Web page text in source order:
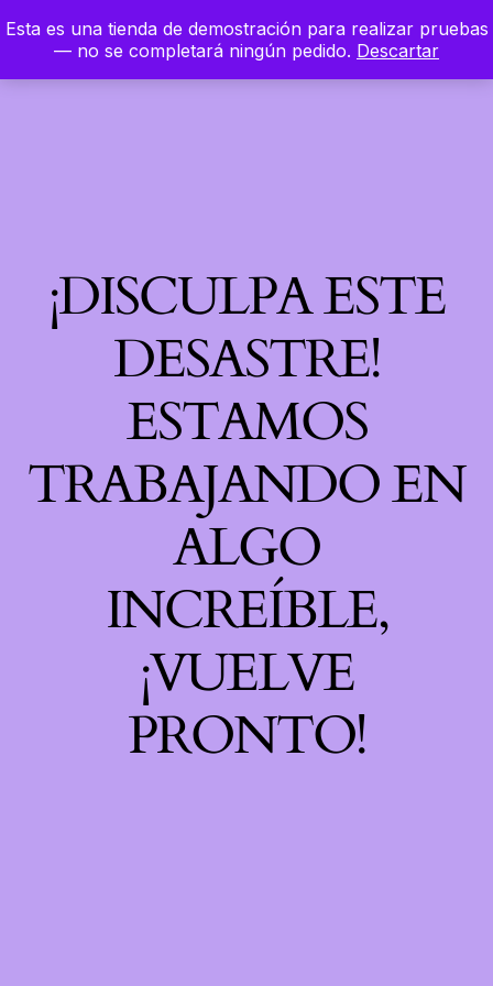
Esta es una tienda de demostración para realizar pruebas
— no se completará ningún pedido. Descartar
Hierbaloca LinkedIn
Instagram
Facebook
Acceder
¡DISCULPA ESTE
DESASTRE!
ESTAMOS
TRABAJANDO EN
ALGO
INCREÍBLE,
¡VUELVE
PRONTO!